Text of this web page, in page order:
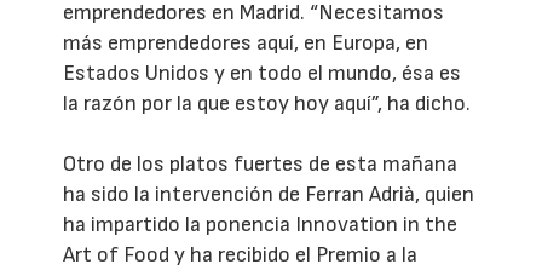
emprendedores en Madrid. “Necesitamos
más emprendedores aquí, en Europa, en
Estados Unidos y en todo el mundo, ésa es
la razón por la que estoy hoy aquí”, ha dicho.
Otro de los platos fuertes de esta mañana
ha sido la intervención de Ferran Adrià, quien
ha impartido la ponencia Innovation in the
Art of Food y ha recibido el Premio a la